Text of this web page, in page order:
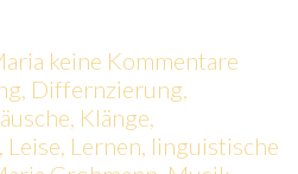
keine Kommentare
, Differnzierung,
, Klänge,
, Leise, Lernen, linguistische